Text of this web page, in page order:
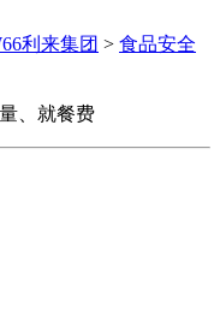
利来集团 > 食品安全
、就餐费